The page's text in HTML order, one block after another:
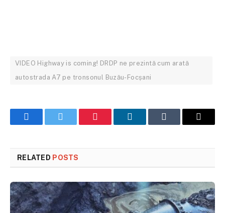
VIDEO Highway is coming! DRDP ne prezintă cum arată
autostrada A7 pe tronsonul Buzău-Focșani
FacebookTwitter Pinterest LinkedInTumblr Email
RELATED POSTS